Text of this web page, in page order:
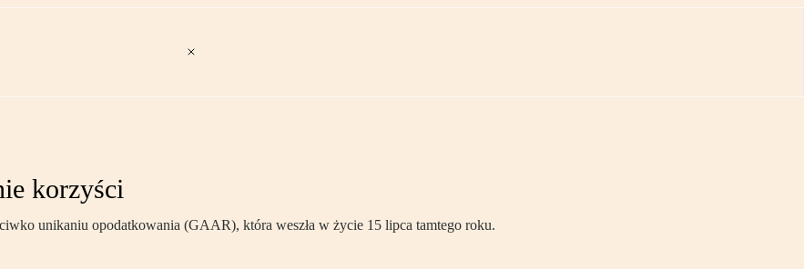
korzyści
unikaniu opodatkowania (GAAR), która weszła w życie 15 lipca tamtego roku.